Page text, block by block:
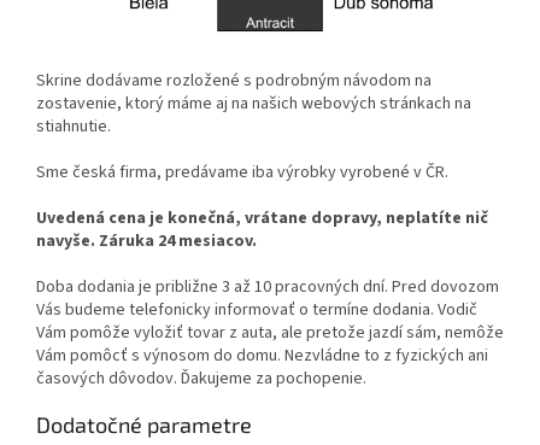
Skrine dodávame rozložené s podrobným návodom na
zostavenie, ktorý máme aj na našich webových stránkach na
stiahnutie.
Sme česká firma, predávame iba výrobky vyrobené v ČR.
Uvedená cena je konečná, vrátane dopravy, neplatíte nič
navyše. Záruka 24 mesiacov.
Doba dodania je približne 3 až 10 pracovných dní. Pred dovozom
Vás budeme telefonicky informovať o termíne dodania. Vodič
Vám pomôže vyložiť tovar z auta, ale pretože jazdí sám, nemôže
Vám pomôcť s výnosom do domu. Nezvládne to z fyzických ani
časových dôvodov. Ďakujeme za pochopenie.
Dodatočné parametre